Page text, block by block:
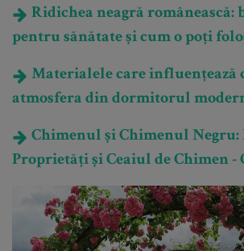
Ridichea neagră românească:
pentru sănătate și cum o poți
Materialele care influențează
atmosfera din dormitorul
Chimenul și Chimenul Negru:
Proprietăți și Ceaiul de Chimen -